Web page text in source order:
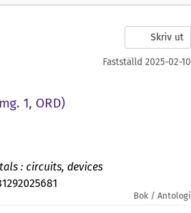
Skriv ut
Fastställd 2025-02-10
1, ORD)
: circuits, devices
Bok / Antologi